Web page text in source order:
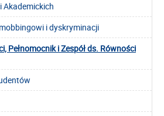
Akademickich
i dyskryminacji
Pełnomocnik i Zespół ds. Równości